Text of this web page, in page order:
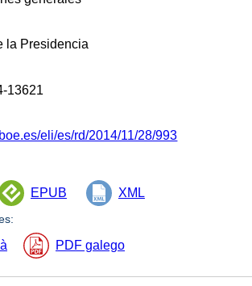
la Presidencia
13621
eli/es/rd/2014/11/28/993
EPUB XML
PDF galego